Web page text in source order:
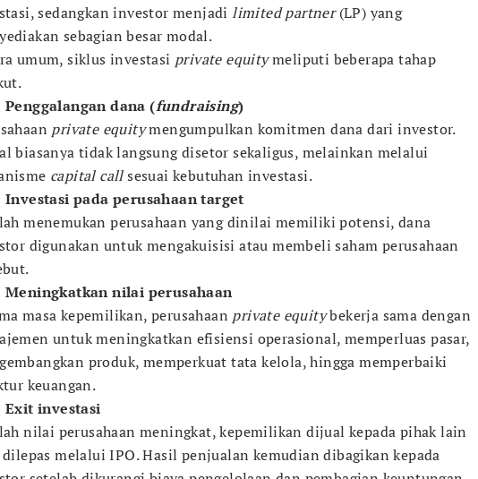
sedangkan investor menjadilimited partner(LP) yang
sebagian besar modal.
umum, siklus investasi private equitymeliputi beberapa tahap
Penggalangan dana (fundraising)
private equitymengumpulkan komitmen dana dari investor.
biasanya tidak langsung disetor sekaligus, melainkan melalui
capital callsesuai kebutuhan investasi.
Investasi pada perusahaan target
menemukan perusahaan yang dinilai memiliki potensi, dana
digunakan untuk mengakuisisi atau membeli saham perusahaan
Meningkatkan nilai perusahaan
masa kepemilikan, perusahaan private equitybekerja sama dengan
untuk meningkatkan efisiensi operasional, memperluas pasar,
produk, memperkuat tata kelola, hingga memperbaiki
keuangan.
Exit investasi
nilai perusahaan meningkat, kepemilikan dijual kepada pihak lain
melalui IPO. Hasil penjualan kemudian dibagikan kepada